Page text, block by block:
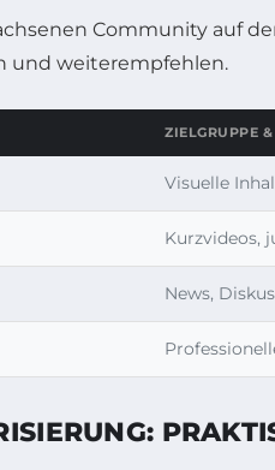
Community auf
und weiterempfehlen.
ZIELGRUPPE
Visuelle
Kurzvideos,
News,